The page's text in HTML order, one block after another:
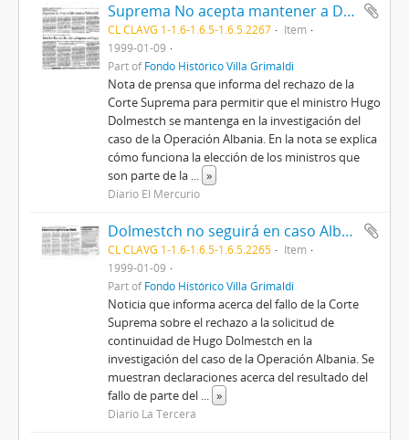
Suprema No acepta mantener a Dolmestch
CL CLAVG 1-1.6-1.6.5-1.6.5.2267
Item
1999-01-09
Part ofFondo Histórico Villa Grimaldi
Nota de prensa que informa del rechazo de la
Corte Suprema para permitir que el ministro Hugo
Dolmestch se mantenga en la investigación del
caso de la Operación Albania. En la nota se explica
cómo funciona la elección de los ministros que
son parte de la ... »
Diario El Mercurio
Dolmestch no seguirá en caso Albania
CL CLAVG 1-1.6-1.6.5-1.6.5.2265
Item
1999-01-09
Part ofFondo Histórico Villa Grimaldi
Noticia que informa acerca del fallo de la Corte
Suprema sobre el rechazo a la solicitud de
continuidad de Hugo Dolmestch en la
investigación del caso de la Operación Albania. Se
muestran declaraciones acerca del resultado del
fallo de parte del ... »
Diario La Tercera